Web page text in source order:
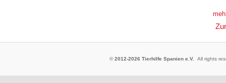
©2012-2026 Tierhilfe Spanien e.V.All rights